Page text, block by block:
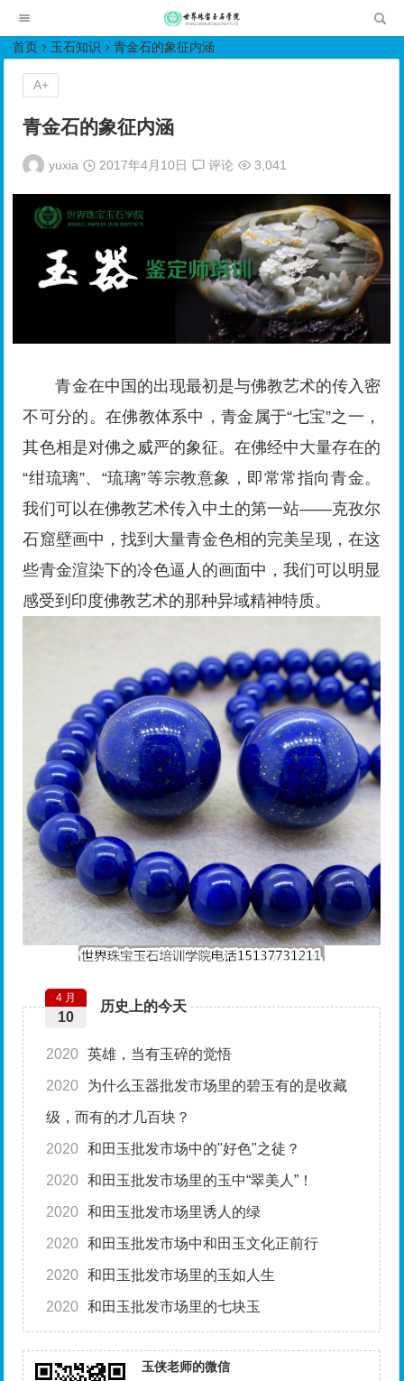
首页 玉石知识 青金石的象征内涵
青金石的象征内涵
yuxia 2017年4月10日 评论 3,041
青金在中国的出现最初是与佛教艺术的传入密
不可分的。在佛教体系中，青金属于“七宝”之一，
其色相是对佛之威严的象征。在佛经中大量存在的
“绀琉璃”、“琉璃”等宗教意象，即常常指向青金。
我们可以在佛教艺术传入中土的第一站——克孜尔
石窟壁画中，找到大量青金色相的完美呈现，在这
些青金渲染下的冷色逼人的画面中，我们可以明显
感受到印度佛教艺术的那种异域精神特质。
历史上的今天
4 月
10
2020 英雄，当有玉碎的觉悟
2020 为什么玉器批发市场里的碧玉有的是收藏
级，而有的才几百块？
2020 和田玉批发市场中的"好色"之徒？
2020 和田玉批发市场里的玉中“翠美人”！
2020 和田玉批发市场里诱人的绿
2020 和田玉批发市场中和田玉文化正前行
2020 和田玉批发市场里的玉如人生
2020 和田玉批发市场里的七块玉
玉侠老师的微信
A+